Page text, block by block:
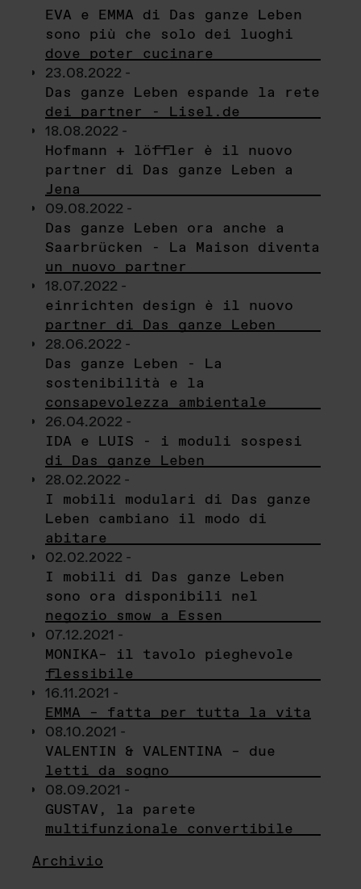
EVA e EMMA di Das ganze Leben
sono più che solo dei luoghi
dove poter cucinare
23.08.2022 -
Das ganze Leben espande la rete
dei partner - Lisel.de
18.08.2022 -
Hofmann + löffler è il nuovo
partner di Das ganze Leben a
Jena
09.08.2022 -
Das ganze Leben ora anche a
Saarbrücken - La Maison diventa
un nuovo partner
18.07.2022 -
einrichten design è il nuovo
partner di Das ganze Leben
28.06.2022 -
Das ganze Leben - La
sostenibilità e la
consapevolezza ambientale
26.04.2022 -
IDA e LUIS - i moduli sospesi
di Das ganze Leben
28.02.2022 -
I mobili modulari di Das ganze
Leben cambiano il modo di
abitare
02.02.2022 -
I mobili di Das ganze Leben
sono ora disponibili nel
negozio smow a Essen
07.12.2021 -
MONIKA– il tavolo pieghevole
flessibile
16.11.2021 -
EMMA – fatta per tutta la vita
08.10.2021 -
VALENTIN & VALENTINA – due
letti da sogno
08.09.2021 -
GUSTAV, la parete
multifunzionale convertibile
Archivio